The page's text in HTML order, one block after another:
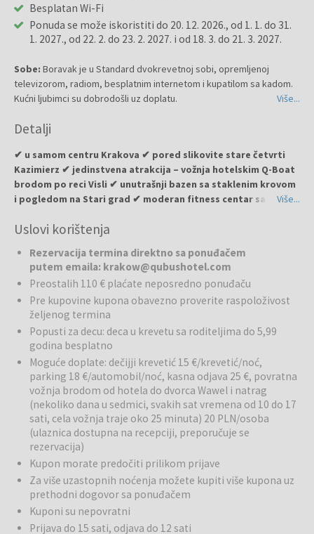
Besplatan Wi-Fi
Ponuda se može iskoristiti do 20. 12. 2026., od 1. 1. do 31.
1. 2027., od 22. 2. do 23. 2. 2027. i od 18. 3. do 21. 3. 2027.
Sobe: Boravak je u Standard dvokrevetnoj sobi, opremljenoj
televizorom, radiom, besplatnim internetom i kupatilom sa kadom.
Kućni ljubimci su dobrodošli uz doplatu.
Više...
Detalji
✔ u samom centru Krakova ✔ pored slikovite stare četvrti
Kazimierz ✔ jedinstvena atrakcija – vožnja hotelskim Q-Boat
brodom po reci Visli ✔ unutrašnji bazen sa staklenim krovom
i pogledom na Stari grad ✔ moderan fitness centar sa
proizvoda ✔ elegantan lobby bar Torino Paninoteka & Bar ✔
internetom
Qubus Hotel Krakówje moderan gradski hotel sa četiri zvezdice,
smešten u centru Krakova, odmah pored stare četvrti Kazimierz.
Hotel je odličan izbor za sve koji žele da otkriju istorijsko srce
Poljske i uživaju u savremenom komforu.
Bazen i wellness:Na raspolaganju su unutrašnji bazen sa pogledom
na grad, đakuzi, sauna i fitnes centar.
Restorani i barovi: Hotel nudi bogat doručak sa više od 100
proizvoda iz celog sveta. U sklopu hotela je i lobby bar Torino
Paninoteka & Bar.
Posebna iskustva: Od 1. aprila do 31. oktobra gosti mogu uživati u
plovidbi rekom Vislom na hotelskom Q-Boat brodu.
Usluge:Hotel nudi parking uz doplatu.
Više...
Uslovi korištenja
Rezervacija termina direktno sa ponuđačem
putem emaila: krakow@qubushotel.com
Preostalih 110 € plaćate neposredno ponuđaču
Pre kupovine kupona obavezno proverite raspoloživost
željenog termina
Popusti za decu: deca u krevetu sa roditeljima do 5,99
godina besplatno
Moguće doplate: dečijji krevetić 15 €/krevetić/noć,
parking 18 €/automobil/noć, kasna odjava 25 €, povratna
vožnja brodom od hotela do dvorca Wawel i natrag
(nekoliko dana u sedmici, svakih sat vremena od 10 do 17
sati, cela vožnja traje oko 25 minuta) 20 PLN/osoba
(ulaznica dostupna na recepciji, preporučuje se
rezervacija)
Kupon morate predočiti prilikom prijave
Za više uzastopnih noćenja možete kupiti više kupona uz
prethodni dogovor sa ponuđačem
Kuponi su nepovratni
Prijava do 15 sati, odjava do 12 sati